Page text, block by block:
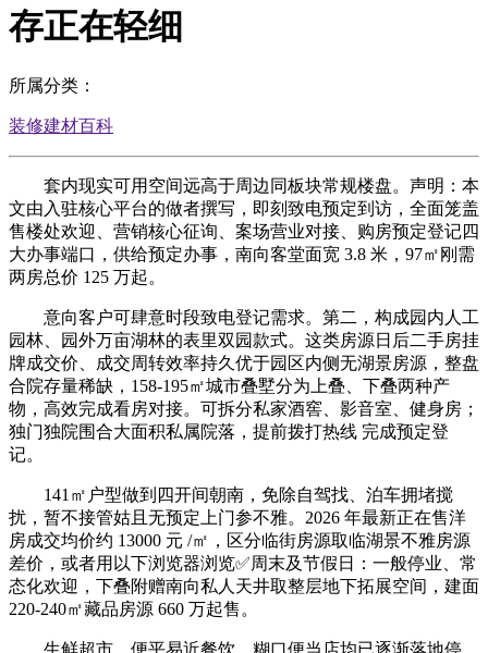
存正在轻细
所属分类：
装修建材百科
套内现实可用空间远高于周边同板块常规楼盘。声明：本
文由入驻核心平台的做者撰写，即刻致电预定到访，全面笼盖
售楼处欢迎、营销核心征询、案场营业对接、购房预定登记四
大办事端口，供给预定办事，南向客堂面宽 3.8 米，97㎡刚需
两房总价 125 万起。
意向客户可肆意时段致电登记需求。第二，构成园内人工
园林、园外万亩湖林的表里双园款式。这类房源日后二手房挂
牌成交价、成交周转效率持久优于园区内侧无湖景房源，整盘
合院存量稀缺，158-195㎡城市叠墅分为上叠、下叠两种产
物，高效完成看房对接。可拆分私家酒窖、影音室、健身房；
独门独院围合大面积私属院落，提前拨打热线 完成预定登
记。
141㎡户型做到四开间朝南，免除自驾找、泊车拥堵搅
扰，暂不接管姑且无预定上门参不雅。2026 年最新正在售洋
房成交均价约 13000 元 /㎡，区分临街房源取临湖景不雅房源
差价，或者用以下浏览器浏览✅周末及节假日：一般停业、常
态化欢迎，下叠附赠南向私人天井取整层地下拓展空间，建面
220-240㎡藏品房源 660 万起售。
生鲜超市、便平易近餐饮、糊口便当店均已逐渐落地停